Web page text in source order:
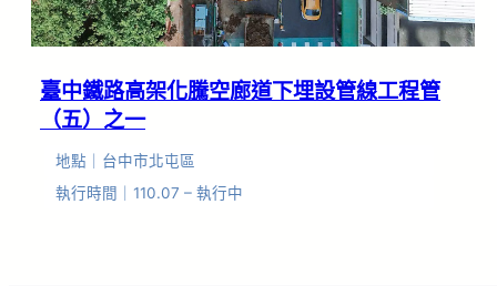
臺中鐵路高架化騰空廊道下埋設管線工程管
（五）之一
地點｜台中市北屯區
執行時間｜110.07 – 執行中